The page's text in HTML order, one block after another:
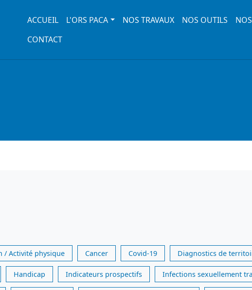
Main navigation
ACCUEIL L'ORS PACA NOS TRAVAUX NOS OUTILS
CONTACT
/ Activité physique Cancer Covid-19 Diagnostics de
Handicap Indicateurs prospectifs Infections sexuellement